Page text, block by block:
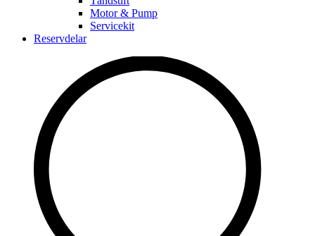
Motor & Pump
Servicekit
Reservdelar